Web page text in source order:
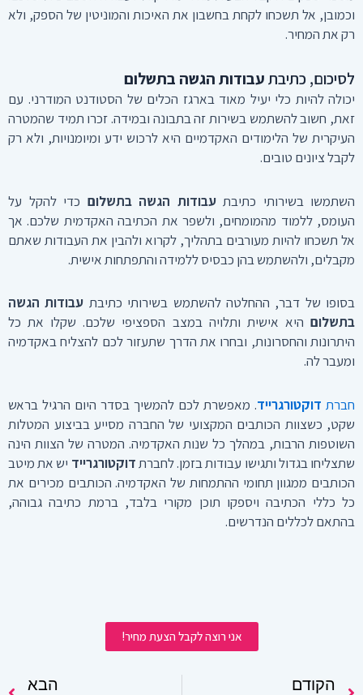
וכמובן, אל תשכחו לקחת בחשבון את האיכות והמוניטין של הספק, ולא
רק את המחיר.
לסיכום, כתיבתעבודות הגשה בתשלום
יכולה להיות כלי יעיל מאוד בארגז הכלים של הסטודנט המודרני. עם
זאת, חשוב להשתמש בשירות זה בתבונה ובמידה. זכרו תמיד שהמטרה
העיקרית של הלימודים האקדמיים היא לרכוש ידע ומיומנויות, ולא רק
לקבל ציונים טובים.
השתמשו בשירותי כתיבת עבודות הגשה בתשלוםכדי להקל על
העומס, ללמוד מהמומחים, ולשפר את הכתיבה האקדמית שלכם. אך
אל תשכחו להיות מעורבים בתהליך, לקרוא ולהבין את העבודות שאתם
מקבלים, ולהשתמש בהן כבסיס ללמידה והתפתחות אישית.
בסופו של דבר, ההחלטה להשתמש בשירותי כתיבת עבודות הגשה
בתשלוםהיא אישית ותלויה במצב הספציפי שלכם. שקלו את כל
היתרונות והחסרונות, ובחרו את הדרך שתעזור לכם להצליח באקדמיה
ומעבר לה.
חברת דוקטורגרייד. מאפשרת לכם להמשיך בסדר היום הרגיל בראש
שקט, כשצוות הכותבים המקצועי של החברה מסייע בביצוע המטלות
השוטפות הרבות, במהלך כל שנות האקדמיה. המטרה של הצוות הינה
שתצליחו בגדול ותגישו עבודות בזמן. לחברתדוקטורגריידיש את מיטב
הכותבים ממגוון תחומי ההתמחות של האקדמיה. הכותבים מכירים את
כל כללי הכתיבה ויספקו תוכן מקורי בלבד, ברמת כתיבה גבוהה,
בהתאם לכללים הנדרשים.
אני רוצה לקבל הצעת מחיר!
קודםהקודם הבא